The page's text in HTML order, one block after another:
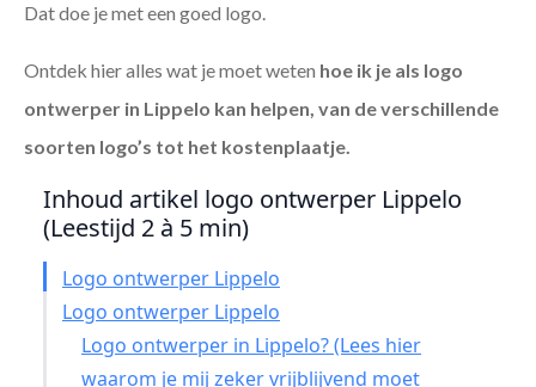
Dat doe je met een goed logo.
Ontdek hier alles wat je moet weten hoe ik je als logo
ontwerper in Lippelo kan helpen, van de verschillende
soorten logo’s tot het kostenplaatje.
Inhoud artikel logo ontwerper Lippelo
(Leestijd 2 à 5 min)
Logo ontwerper Lippelo
Logo ontwerper Lippelo
Logo ontwerper in Lippelo? (Lees hier
waarom je mij zeker vrijblijvend moet